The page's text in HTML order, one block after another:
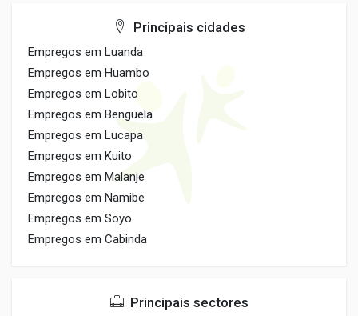
Principais cidades
Empregos em Luanda
Empregos em Huambo
Empregos em Lobito
Empregos em Benguela
Empregos em Lucapa
Empregos em Kuito
Empregos em Malanje
Empregos em Namibe
Empregos em Soyo
Empregos em Cabinda
Principais sectores